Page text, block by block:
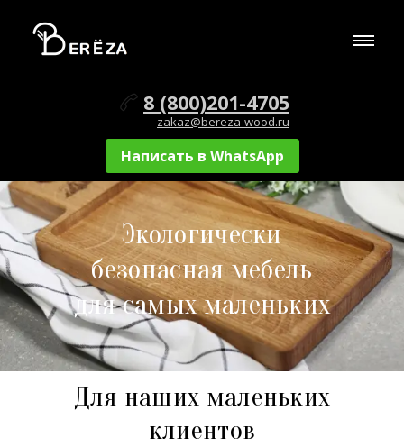
8 (800)201-4705
zakaz@bereza-wood.ru
Написать в WhatsApp
Экологически
безопасная мебель
для самых маленьких
Для наших маленьких
клиентов